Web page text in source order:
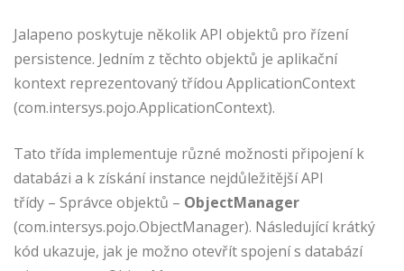
Jalapeno poskytuje několik API objektů pro řízení
persistence. Jedním z těchto objektů je aplikační
kontext reprezentovaný třídou ApplicationContext
(com.intersys.pojo.ApplicationContext).
Tato třída implementuje různé možnosti připojení k
databázi a k získání instance nejdůležitější API
třídy – Správce objektů – ObjectManager
(com.intersys.pojo.ObjectManager). Následující krátký
kód ukazuje, jak je možno otevřít spojení s databází